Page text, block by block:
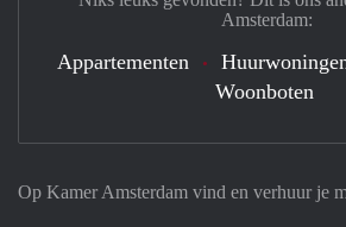
Op Kamer Amsterdam vind en verhuur je
Amsterdam:
Appartementen
Woonboten